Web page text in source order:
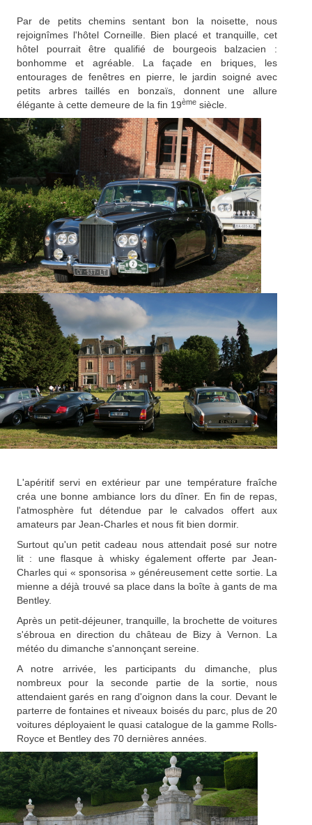
Par de petits chemins sentant bon la noisette, nous
rejoignîmes l'hôtel Corneille. Bien placé et tranquille, cet
hôtel pourrait être qualifié de bourgeois balzacien :
bonhomme et agréable. La façade en briques, les
entourages de fenêtres en pierre, le jardin soigné avec
petits arbres taillés en bonzaïs, donnent une allure
élégante à cette demeure de la fin 19ème siècle.
L'apéritif servi en extérieur par une température fraîche
créa une bonne ambiance lors du dîner. En fin de repas,
l'atmosphère fut détendue par le calvados offert aux
amateurs par Jean-Charles et nous fit bien dormir.
Surtout qu'un petit cadeau nous attendait posé sur notre
lit : une flasque à whisky également offerte par Jean-
Charles qui « sponsorisa » généreusement cette sortie. La
mienne a déjà trouvé sa place dans la boîte à gants de ma
Bentley.
Après un petit-déjeuner, tranquille, la brochette de voitures
s'ébroua en direction du château de Bizy à Vernon. La
météo du dimanche s'annonçant sereine.
A notre arrivée, les participants du dimanche, plus
nombreux pour la seconde partie de la sortie, nous
attendaient garés en rang d'oignon dans la cour. Devant le
parterre de fontaines et niveaux boisés du parc, plus de 20
voitures déployaient le quasi catalogue de la gamme Rolls-
Royce et Bentley des 70 dernières années.